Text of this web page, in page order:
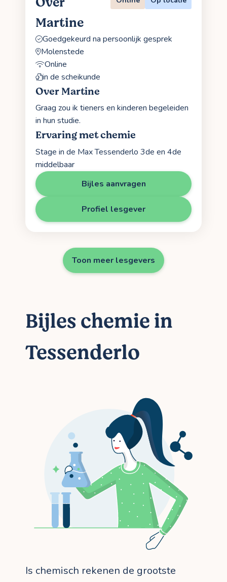
Martine
Goedgekeurd na persoonlijk gesprek
Molenstede
Online
in de scheikunde
Over Martine
Graag zou ik tieners en kinderen begeleiden
in hun studie.
Ervaring met chemie
Stage in de Max Tessenderlo 3de en 4de
middelbaar
Bijles aanvragen
Profiel lesgever
Toon meer lesgevers
Bijles chemie in
Tessenderlo
Is chemisch rekenen de grootste